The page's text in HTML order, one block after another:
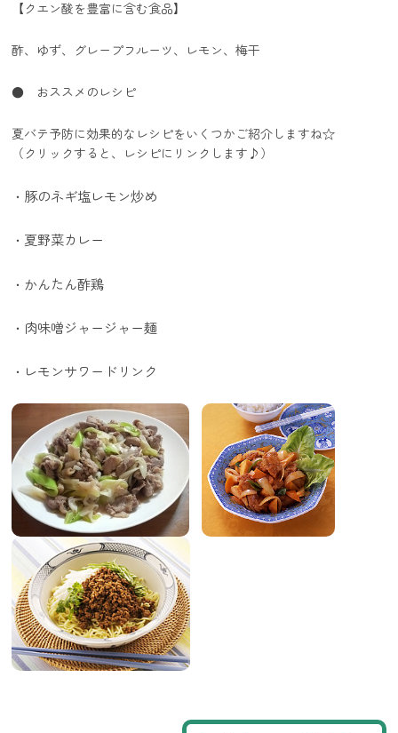
【クエン酸を豊富に含む食品】
酢、ゆず、グレープフルーツ、レモン、梅干
● おススメのレシピ
夏バテ予防に効果的なレシピをいくつかご紹介しますね☆
（クリックすると、レシピにリンクします♪）
・ 豚のネギ塩レモン炒め
・ 夏野菜カレー
・ かんたん酢鶏
・ 肉味噌ジャージャー麺
・ レモンサワードリンク